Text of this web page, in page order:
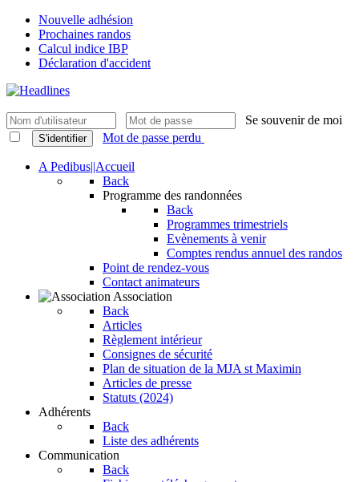
Nouvelle adhésion
Prochaines randos
Calcul indice IBP
Déclaration d'accident
Se souvenir de moi
S'identifier Mot de passe perdu
A Pedibus||Accueil
Back
Programme des randonnées
Back
Programmes trimestriels
Evènements à venir
Comptes rendus annuel des randos
Point de rendez-vous
Contact animateurs
Association
Back
Articles
Règlement intérieur
Consignes de sécurité
Plan de situation de la MJA st Maximin
Articles de presse
Statuts (2024)
Adhérents
Back
Liste des adhérents
Communication
Back